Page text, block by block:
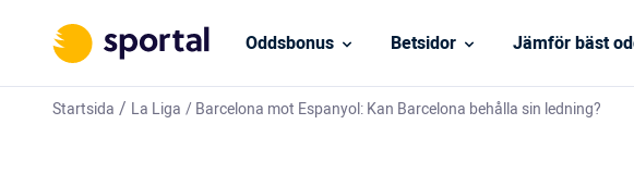
Oddsbonus Betsidor Jämför bäst
Startsida / La Liga /Barcelona mot Espanyol: Kan Barcelona behålla sin ledning?